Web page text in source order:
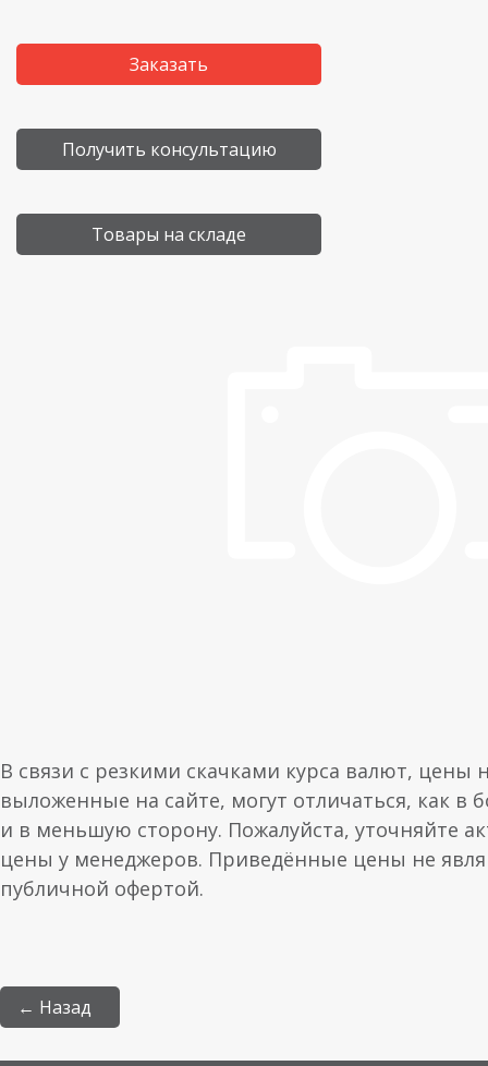
Заказать
Получить консультацию
Товары на складе
В связи с резкими скачками курса валют, цены
выложенные на сайте, могут отличаться, как в
и в меньшую сторону. Пожалуйста, уточняйте
цены у менеджеров. Приведённые цены не
публичной офертой.
← Назад